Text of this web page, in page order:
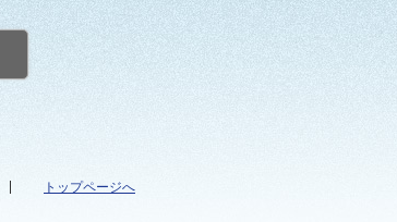
トップページへ